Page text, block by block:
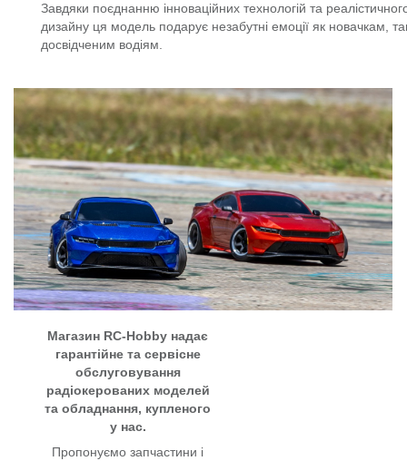
Завдяки поєднанню інноваційних технологій та
дизайну ця модель подарує незабутні емоції як новачкам,
досвідченим водіям.
Магазин RC-Hobby надає
гарантійне та сервісне
обслуговування
радіокерованих моделей
та обладнання, купленого
у нас.
Пропонуємо запчастини і